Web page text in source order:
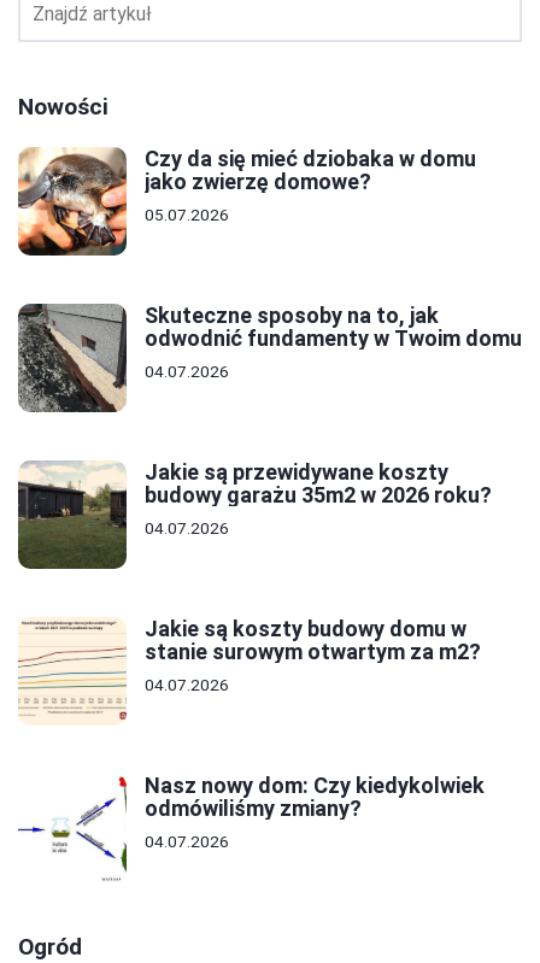
Nowości
Czy da się mieć dziobaka w domu
jako zwierzę domowe?
05.07.2026
Skuteczne sposoby na to, jak
odwodnić fundamenty w Twoim domu
04.07.2026
Jakie są przewidywane koszty
budowy garażu 35m2 w 2026 roku?
04.07.2026
Jakie są koszty budowy domu w
stanie surowym otwartym za m2?
04.07.2026
Nasz nowy dom: Czy kiedykolwiek
odmówiliśmy zmiany?
04.07.2026
Ogród